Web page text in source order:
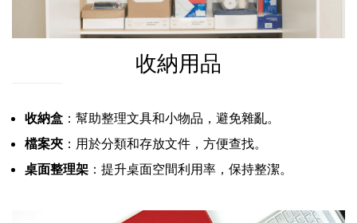
收納用品
收納盒 ：幫助整理文具和小物品，避免雜亂。
檔案夾 ：用於分類和存放文件，方便查找。
桌面整理架 ：提升桌面空間利用率，保持整潔。